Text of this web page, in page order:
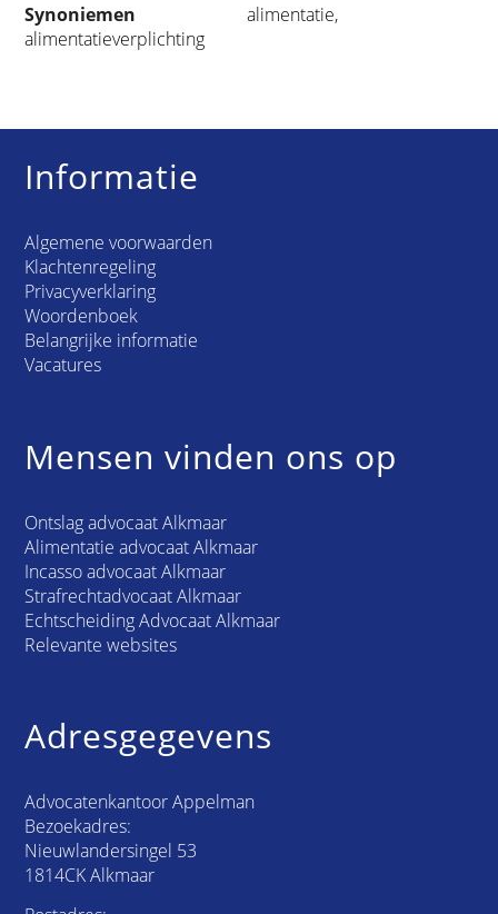
Synoniemen
alimentatie,
alimentatieverplichting
Informatie
Algemene voorwaarden
Klachtenregeling
Privacyverklaring
Woordenboek
Belangrijke informatie
Vacatures
Mensen vinden ons op
Ontslag advocaat Alkmaar
Alimentatie advocaat Alkmaar
Incasso advocaat Alkmaar
Strafrechtadvocaat Alkmaar
Echtscheiding Advocaat Alkmaar
Relevante websites
Adresgegevens
Advocatenkantoor Appelman
Bezoekadres:
Nieuwlandersingel 53
1814CK Alkmaar